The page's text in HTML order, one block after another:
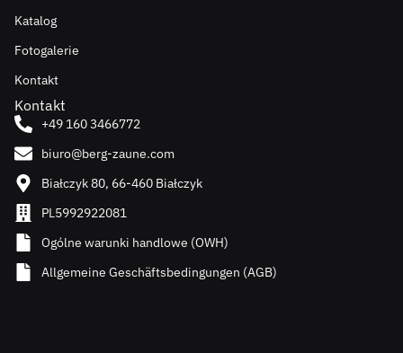
Katalog
Fotogalerie
Kontakt
Kontakt
+49 160 3466772
biuro@berg-zaune.com
Białczyk 80, 66-460 Białczyk
PL5992922081
Ogólne warunki handlowe (OWH)
Allgemeine Geschäftsbedingungen (AGB)